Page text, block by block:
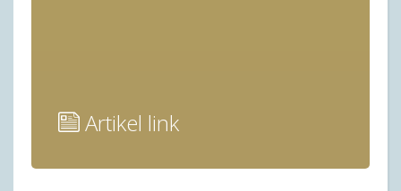
Artikel link